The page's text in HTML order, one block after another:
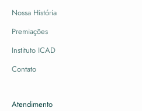
Nossa História
Premiações
Instituto ICAD
Contato
Atendimento